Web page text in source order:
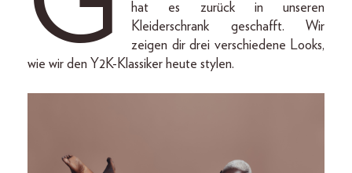
hat es zurück in unseren
Kleiderschrank geschafft. Wir
zeigen dir drei verschiedene Looks,
wie wir den Y2K-Klassiker heute stylen.